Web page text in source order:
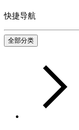
快捷导航
全部分类